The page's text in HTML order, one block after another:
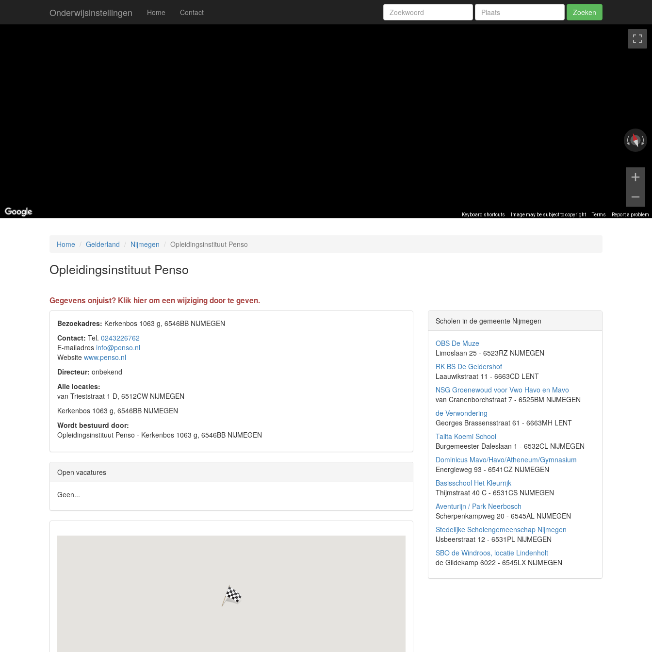
Onderwijsinstellingen Home Contact Zoeken
Keyboard shortcuts Image may be subject to copyright Terms Report a problem
Home Gelderland Nijmegen Opleidingsinstituut Penso
Opleidingsinstituut Penso
Gegevens onjuist? Klik hier om een wijziging door te geven.
Bezoekadres: Kerkenbos 1063 g, 6546BB NIJMEGEN
Contact: Tel. 0243226762
E-mailadres info@penso.nl
Website www.penso.nl
Directeur: onbekend
Alle locaties:
van Trieststraat 1 D, 6512CW NIJMEGEN
Kerkenbos 1063 g, 6546BB NIJMEGEN
Wordt bestuurd door:
Opleidingsinstituut Penso - Kerkenbos 1063 g, 6546BB NIJMEGEN
Open vacatures
Geen...
Scholen in de gemeente Nijmegen
OBS De Muze
Limoslaan 25 - 6523RZ NIJMEGEN
RK BS De Geldershof
Laauwikstraat 11 - 6663CD LENT
NSG Groenewoud voor Vwo Havo en Mavo
van Cranenborchstraat 7 - 6525BM NIJMEGEN
de Verwondering
Georges Brassensstraat 61 - 6663MH LENT
Talita Koemi School
Burgemeester Daleslaan 1 - 6532CL NIJMEGEN
Dominicus Mavo/Havo/Atheneum/Gymnasium
Energieweg 93 - 6541CZ NIJMEGEN
Basisschool Het Kleurrijk
Thijmstraat 40 C - 6531CS NIJMEGEN
Aventurijn / Park Neerbosch
Scherpenkampweg 20 - 6545AL NIJMEGEN
Stedelijke Scholengemeenschap Nijmegen
IJsbeerstraat 12 - 6531PL NIJMEGEN
SBO de Windroos, locatie Lindenholt
de Gildekamp 6022 - 6545LX NIJMEGEN